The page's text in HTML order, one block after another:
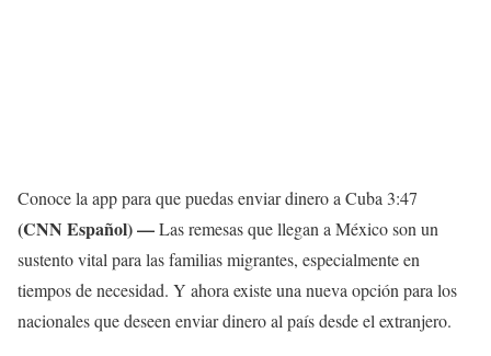
Conoce la app para que puedas enviar dinero a Cuba 3:47
(CNN Español) —Las remesas que llegan a México son un
sustento vital para las familias migrantes, especialmente en
tiempos de necesidad. Y ahora existe una nueva opción para los
nacionales que deseen enviar dinero al país desde el extranjero.